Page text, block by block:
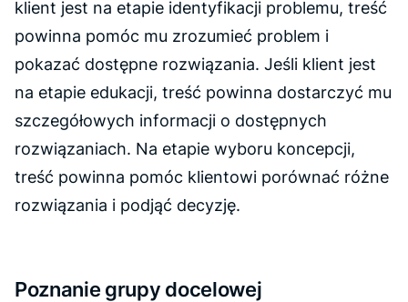
klient jest na etapie identyfikacji problemu, treść
powinna pomóc mu zrozumieć problem i
pokazać dostępne rozwiązania. Jeśli klient jest
na etapie edukacji, treść powinna dostarczyć mu
szczegółowych informacji o dostępnych
rozwiązaniach. Na etapie wyboru koncepcji,
treść powinna pomóc klientowi porównać różne
rozwiązania i podjąć decyzję.
Poznanie grupy docelowej